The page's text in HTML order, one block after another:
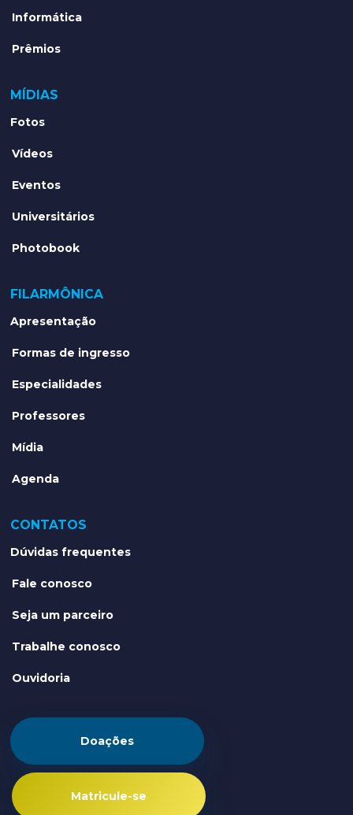
Informática
Prêmios
MÍDIAS
Fotos
Vídeos
Eventos
Universitários
Photobook
FILARMÔNICA
Apresentação
Formas de ingresso
Especialidades
Professores
Mídia
Agenda
CONTATOS
Dúvidas frequentes
Fale conosco
Seja um parceiro
Trabalhe conosco
Ouvidoria
Doações
Matricule-se